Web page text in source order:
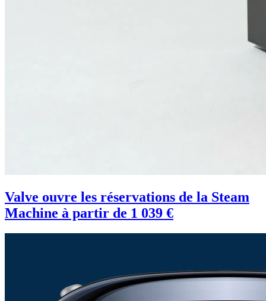
Valve ouvre les réservations de la Steam
Machine à partir de 1 039 €